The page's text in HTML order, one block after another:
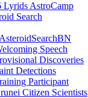
Lyrids AstroCamp
Search
Speech
Discoveries
Detections
Participant
Citizen Scientists